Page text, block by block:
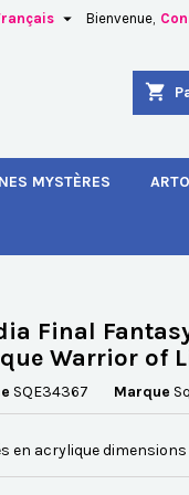
Bienvenue,

shopping_cart
MYSTÈRES
Final
Warrior of
SQE34367 Marque
en acrylique dimensions